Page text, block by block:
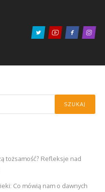
tożsamość? Refleksje nad
Co mówią nam o dawnych